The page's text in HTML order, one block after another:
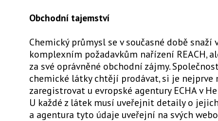
Obchodní tajemství
Chemický průmysl se v současné době snaží
komplexním požadavkům nařízení REACH,
za své oprávněné obchodní zájmy.
chemické látky chtějí prodávat, si je nejprve
zaregistrovat u evropské agentury ECHA v
U každé z látek musí uveřejnit detaily o
a agentura tyto údaje uveřejní na svých